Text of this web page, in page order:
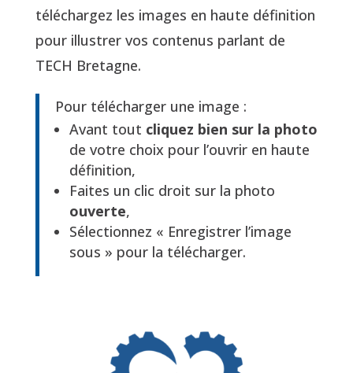
téléchargez les images en haute définition
pour illustrer vos contenus parlant de
TECH Bretagne.
Pour télécharger une image :
Avant tout cliquez bien sur la photo
de votre choix pour l’ouvrir en haute
définition,
Faites un clic droit sur la photo
ouverte,
Sélectionnez « Enregistrer l’image
sous » pour la télécharger.